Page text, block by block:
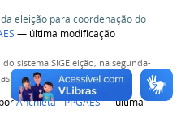
eleição para coordenação do
— última modificação
sistema SIGEleição, na segunda-
8h às 20h.
porAnchieta - PPGAES— última